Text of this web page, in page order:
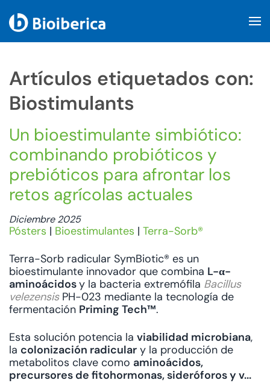
Artículos etiquetados con:
Biostimulants
Un bioestimulante simbiótico:
combinando probióticos y
prebióticos para afrontar los
retos agrícolas actuales
Diciembre 2025
Pósters | Bioestimulantes | Terra-Sorb®
Terra-Sorb radicular SymBiotic® es un
bioestimulante innovador que combina L-α-
aminoácidosy la bacteria extremófila Bacillus
velezensisPH-023 mediante la tecnología de
fermentación Priming Tech™.
Esta solución potencia la viabilidad microbiana,
la colonización radicular y la producción de
metabolitos clave como aminoácidos,
precursores de fitohormonas, sideróforos y v...